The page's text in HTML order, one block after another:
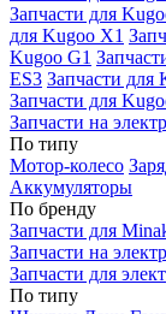
Запчасти для
для Kugoo X1
Kugoo G1
ES3 Запчасти для
Запчасти для
Запчасти на
По типу
Мотор-колесо
Аккумуляторы
По бренду
Запчасти для
Запчасти на
Запчасти для
По типу